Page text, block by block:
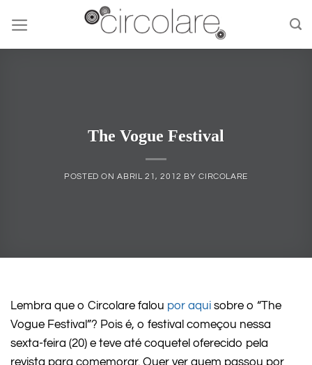
content
The Vogue Festival
POSTED ONABRIL 21, 2012 BYCIRCOLARE
Lembra que o Circolare falou por aqui sobre o “The
Vogue Festival”? Pois é, o festival começou nessa
sexta-feira (20) e teve até coquetel oferecido pela
revista para comemorar. Quer ver quem passou por